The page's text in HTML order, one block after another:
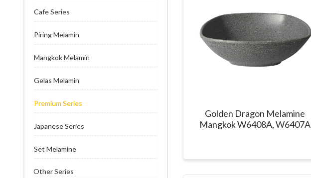
Cafe Series
Piring Melamin
Mangkok Melamin
Gelas Melamin
Premium Series
Japanese Series
Set Melamine
Other Series
Golden Dragon Melamine
Mangkok W6408A, W6407A